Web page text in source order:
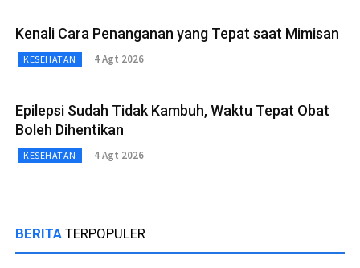
Kenali Cara Penanganan yang Tepat saat Mimisan
KESEHATAN 4 Agt 2026
Epilepsi Sudah Tidak Kambuh, Waktu Tepat Obat
Boleh Dihentikan
KESEHATAN 4 Agt 2026
BERITA TERPOPULER